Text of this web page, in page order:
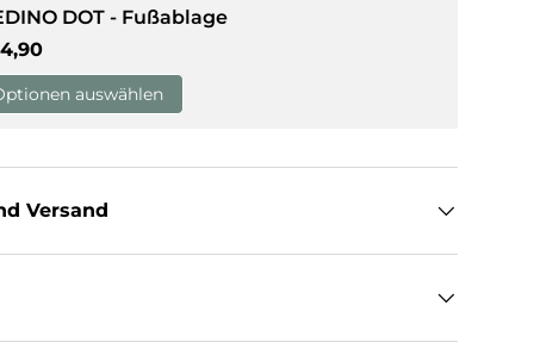
DOT - Fußablage
Preis
auswählen
Versand